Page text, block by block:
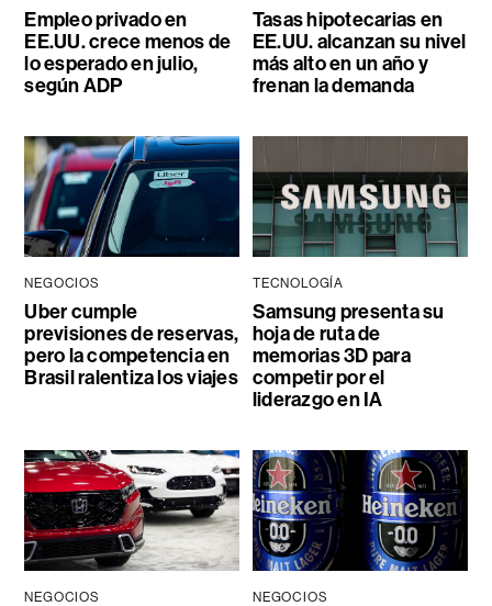
Empleo privado en
EE.UU. crece menos de
lo esperado en julio,
según ADP
Tasas hipotecarias en
EE.UU. alcanzan su nivel
más alto en un año y
frenan la demanda
NEGOCIOS
Uber cumple
previsiones de reservas,
pero la competencia en
Brasil ralentiza los viajes
TECNOLOGÍA
Samsung presenta su
hoja de ruta de
memorias 3D para
competir por el
liderazgo en IA
NEGOCIOS NEGOCIOS